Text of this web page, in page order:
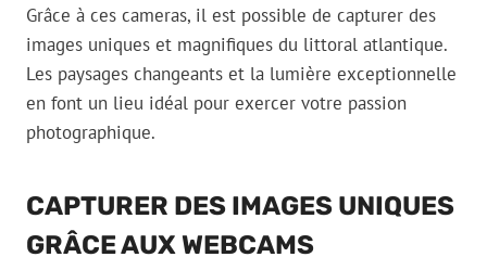
Grâce à ces cameras, il est possible de capturer des
images uniques et magnifiques du littoral atlantique.
Les paysages changeants et la lumière exceptionnelle
en font un lieu idéal pour exercer votre passion
photographique.
CAPTURER DES IMAGES UNIQUES
GRÂCE AUX WEBCAMS